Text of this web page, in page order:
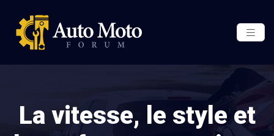
La vitesse, le style et